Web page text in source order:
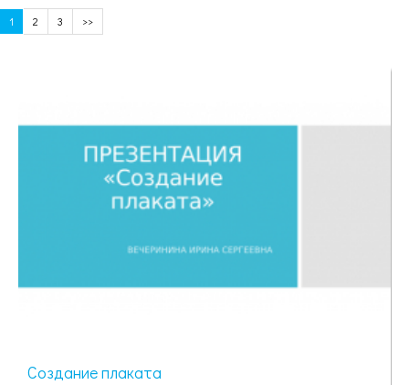
1 2 3 >>
Создание плаката